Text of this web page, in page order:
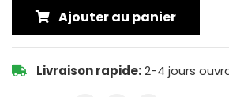
Ajouter au panier
Livraison rapide:2-4 jours